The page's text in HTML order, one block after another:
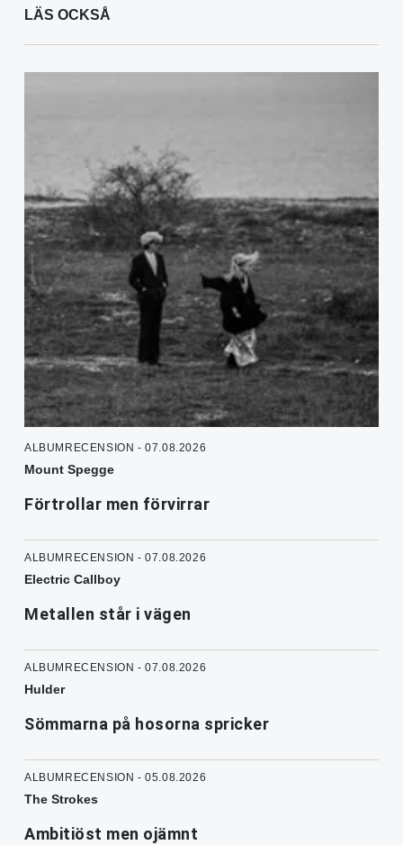
LÄS OCKSÅ
ALBUMRECENSION - 07.08.2026
Mount Spegge
Förtrollar men förvirrar
ALBUMRECENSION - 07.08.2026
Electric Callboy
Metallen står i vägen
ALBUMRECENSION - 07.08.2026
Hulder
Sömmarna på hosorna spricker
ALBUMRECENSION - 05.08.2026
The Strokes
Ambitiöst men ojämnt